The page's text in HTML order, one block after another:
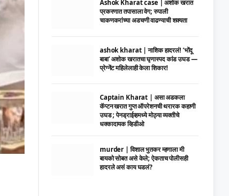
Ashok Kharat case | अशोक खरात
प्रकरणात तपासाला वेग; रुपाली
चाकणकरांच्या अडचणी वाढण्याची शक्यता
ashok kharat | नाशिक हादरलं! ‘भोंदू
बाबा’ अशोक खरातचा घृणास्पद कांड उघड —
प्रेग्नेंट महिलेलाही केला शिकार!
Captain Kharat | असा अडकला
कॅप्टन खरात गुप्त ऑपरेशनची थरारक कहाणी
उघड ; पेनड्राईव्हमध्ये मोठ्या व्यक्तीचे
धक्कादायक व्हिडीओ
murder | विशाल भुतकर म्हणाला मी
बायको सोबत असे केले; ऐकताच पोलीसही
हादरले असं काय घडलं?